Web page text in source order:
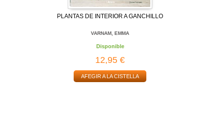
PLANTAS DE INTERIOR A GANCHILLO
VARNAM, EMMA
Disponible
12,95 €
AFEGIR A LA CISTELLA